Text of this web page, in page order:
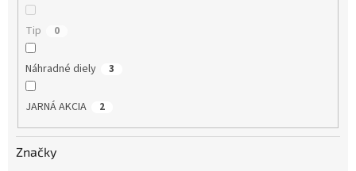
Tip 0
Náhradné diely 3
JARNÁ AKCIA 2
Značky